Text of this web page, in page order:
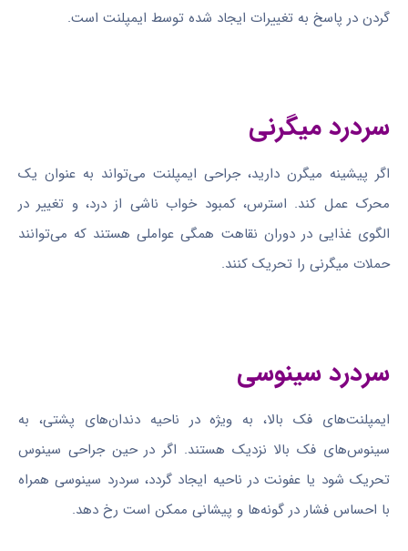
گردن در پاسخ به تغییرات ایجاد شده توسط ایمپلنت است.
سردرد میگرنی
اگر پیشینه میگرن دارید، جراحی ایمپلنت می‌تواند به عنوان یک
محرک عمل کند. استرس، کمبود خواب ناشی از درد، و تغییر در
الگوی غذایی در دوران نقاهت همگی عواملی هستند که می‌توانند
حملات میگرنی را تحریک کنند.
سردرد سینوسی
ایمپلنت‌های فک بالا، به ویژه در ناحیه دندان‌های پشتی، به
سینوس‌های فک بالا نزدیک هستند. اگر در حین جراحی سینوس
تحریک شود یا عفونت در ناحیه ایجاد گردد، سردرد سینوسی همراه
با احساس فشار در گونه‌ها و پیشانی ممکن است رخ دهد.